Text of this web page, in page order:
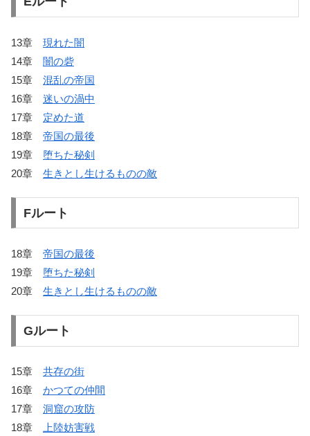
13章 現れた闇
14章 闇の砦
15章 混乱の帝国
16章 迷いの渦中
17章 定めた道
18章 帝国の最後
19章 堕ちた秘剣
20章 生きとし生けるものの敵
Fルート
18章 帝国の最後
19章 堕ちた秘剣
20章 生きとし生けるものの敵
Gルート
15章 共存の街
16章 かつての仲間
17章 洞窟の攻防
18章
上陸妨害戦